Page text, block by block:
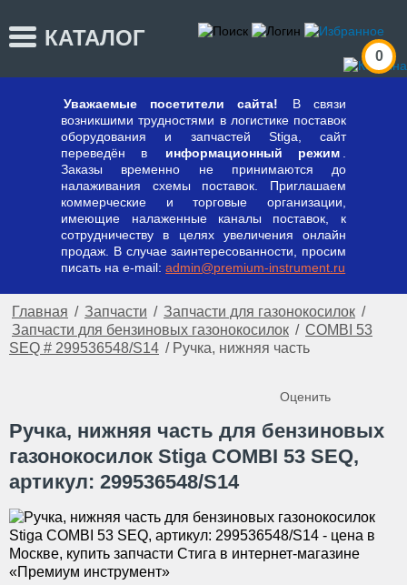
КАТАЛОГ
0
Уважаемые посетители сайта!
В связи
возникшими трудностями в логистике поставок
оборудования и запчастей Stiga, сайт
переведён в
информационный режим
Заказы временно не принимаются до
налаживания схемы поставок. Приглашаем
коммерческие и торговые организации,
имеющие налаженные каналы поставок, к
сотрудничеству в целях увеличения онлайн
продаж. В случае заинтересованности, просим
писать на e-mail:admin@premium-instrument.ru
Главная / Запчасти / Запчасти для газонокосилок /
Запчасти для бензиновых газонокосилок / COMBI 53
SEQ # 299536548/S14 / Ручка, нижняя часть
Оценить
Ручка, нижняя часть для бензиновых
газонокосилок Stiga COMBI 53 SEQ,
артикул: 299536548/S14